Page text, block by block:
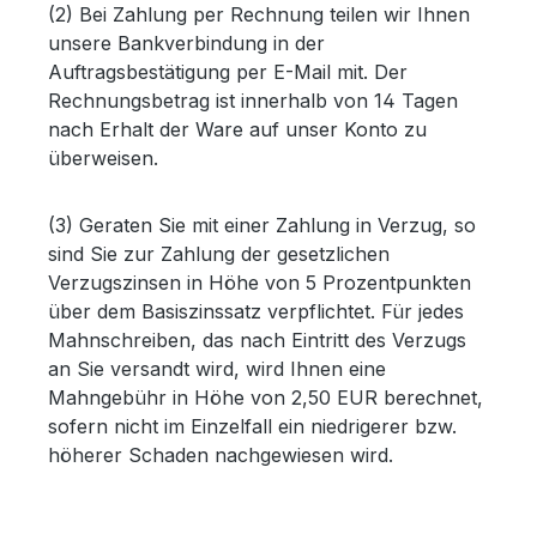
(2) Bei Zahlung per Rechnung teilen wir Ihnen
unsere Bankverbindung in der
Auftragsbestätigung per E-Mail mit. Der
Rechnungsbetrag ist innerhalb von 14 Tagen
nach Erhalt der Ware auf unser Konto zu
überweisen.
(3) Geraten Sie mit einer Zahlung in Verzug, so
sind Sie zur Zahlung der gesetzlichen
Verzugszinsen in Höhe von 5 Prozentpunkten
über dem Basiszinssatz verpflichtet. Für jedes
Mahnschreiben, das nach Eintritt des Verzugs
an Sie versandt wird, wird Ihnen eine
Mahngebühr in Höhe von 2,50 EUR berechnet,
sofern nicht im Einzelfall ein niedrigerer bzw.
höherer Schaden nachgewiesen wird.